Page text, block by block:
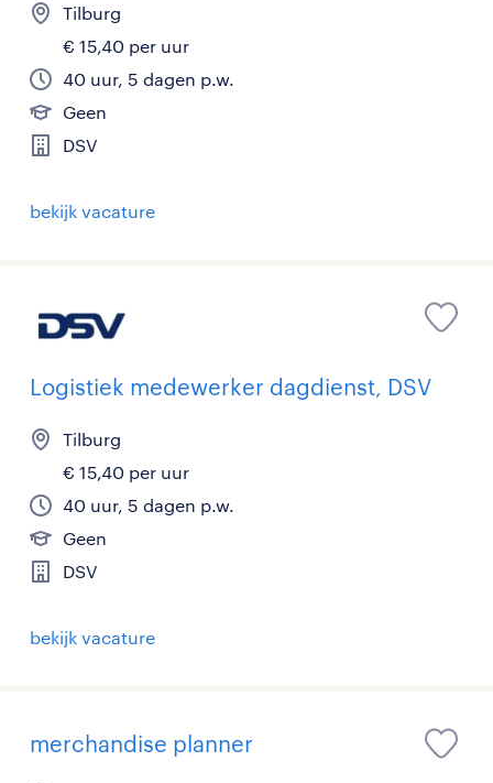
Tilburg
€ 15,40 per uur
40 uur, 5 dagen p.w.
Geen
DSV
bekijk vacature
Logistiek medewerker dagdienst, DSV
Tilburg
€ 15,40 per uur
40 uur, 5 dagen p.w.
Geen
DSV
bekijk vacature
merchandise planner